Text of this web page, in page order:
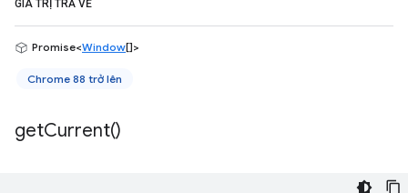
GIÁ TRỊ TRẢ VỀ
Promise<Window[]>
Chrome 88 trở lên
getCurrent()